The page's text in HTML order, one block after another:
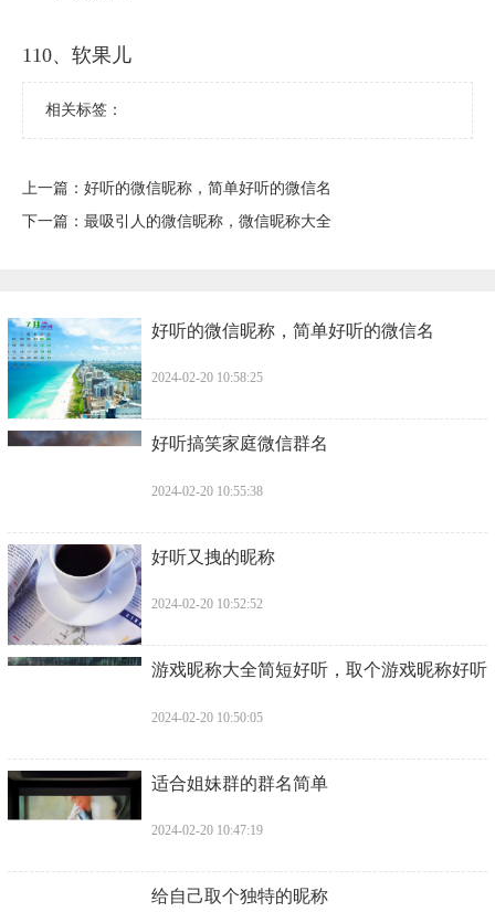
110、软果儿
相关标签：
上一篇： ​好听的微信昵称，简单好听的微信名
下一篇： ​最吸引人的微信昵称，微信昵称大全
​好听的微信昵称，简单好听的微信名
2024-02-20 10:58:25
​好听搞笑家庭微信群名
2024-02-20 10:55:38
​好听又拽的昵称
2024-02-20 10:52:52
​游戏昵称大全简短好听，取个游戏昵称好听
2024-02-20 10:50:05
​适合姐妹群的群名简单
2024-02-20 10:47:19
​给自己取个独特的昵称